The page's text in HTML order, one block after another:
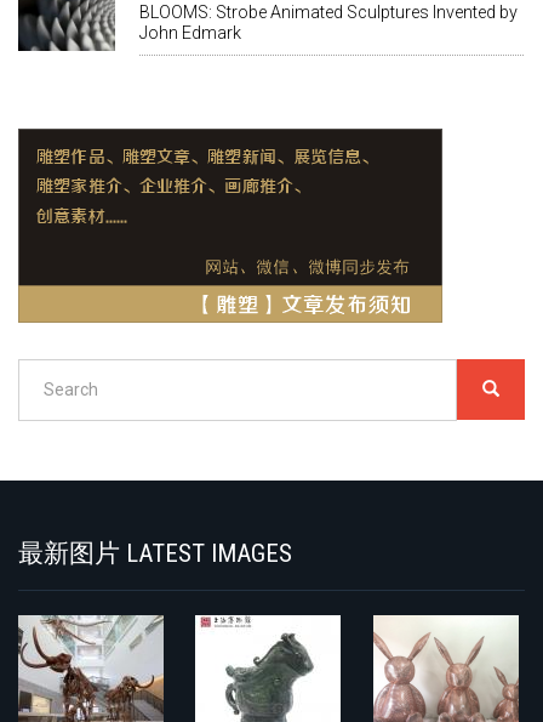
BLOOMS: Strobe Animated Sculptures Invented by
John Edmark
最新图片 LATEST IMAGES